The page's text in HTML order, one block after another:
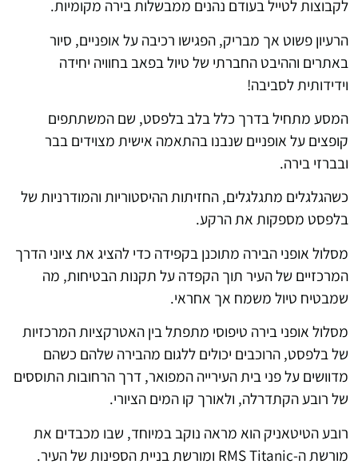
לקבוצות לטייל בעודם נהנים ממבשלות בירה מקומיות.
הרעיון פשוט אך מבריק, הפגישו רכיבה על אופניים, סיור
באתרים וההיבט החברתי של טיול בפאב בחוויה יחידה
וידידותית לסביבה!
המסע מתחיל בדרך כלל בלב בלפסט, שם המשתתפים
קופצים על אופניים שנבנו בהתאמה אישית מצוידים בבר
ובברזי בירה.
כשהגלגלים מתגלגלים, החזיתות ההיסטוריות והמודרניות של
בלפסט מספקות את הרקע.
מסלול אופני הבירה מתוכנן בקפידה כדי להציג את ציוני הדרך
המרכזיים של העיר תוך הקפדה על תקנות הבטיחות, מה
שמבטיח טיול משמח אך אחראי.
מסלול אופני בירה טיפוסי מתפתל בין האטרקציות המרכזיות
של בלפסט, הרוכבים יכולים ללגום מהבירה שלהם כשהם
מדוושים על פני בית העירייה המפואר, דרך הרחובות התוססים
של רובע הקתדרלה, ולאורך קו המים הציורי.
רובע הטיטאניק הוא מראה נוקב במיוחד, שבו מכבדים את
מורשת ה-RMS Titanic ומורשת בניית הספינות של העיר.